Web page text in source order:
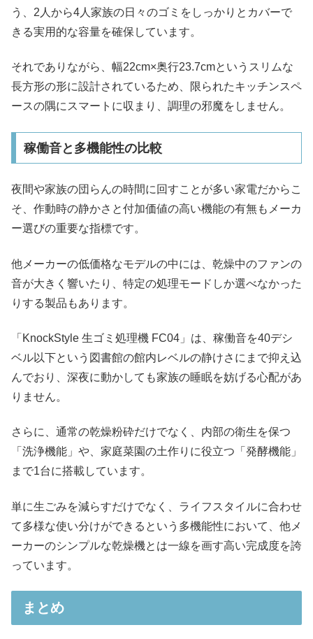
う、2人から4人家族の日々のゴミをしっかりとカバーで
きる実用的な容量を確保しています。
それでありながら、幅22cm×奥行23.7cmというスリムな
長方形の形に設計されているため、限られたキッチンスペ
ースの隅にスマートに収まり、調理の邪魔をしません。
稼働音と多機能性の比較
夜間や家族の団らんの時間に回すことが多い家電だからこ
そ、作動時の静かさと付加価値の高い機能の有無もメーカ
ー選びの重要な指標です。
他メーカーの低価格なモデルの中には、乾燥中のファンの
音が大きく響いたり、特定の処理モードしか選べなかった
りする製品もあります。
「KnockStyle 生ゴミ処理機 FC04」は、稼働音を40デシ
ベル以下という図書館の館内レベルの静けさにまで抑え込
んでおり、深夜に動かしても家族の睡眠を妨げる心配があ
りません。
さらに、通常の乾燥粉砕だけでなく、内部の衛生を保つ
「洗浄機能」や、家庭菜園の土作りに役立つ「発酵機能」
まで1台に搭載しています。
単に生ごみを減らすだけでなく、ライフスタイルに合わせ
て多様な使い分けができるという多機能性において、他メ
ーカーのシンプルな乾燥機とは一線を画す高い完成度を誇
っています。
まとめ